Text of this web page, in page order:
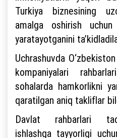
Turkiya biznesining
amalga oshirish
yaratayotganini
Uchrashuvda
kompaniyalari
sohalarda hamkorlikni
qaratilgan aniq takliflar
Davlat rahbarlari
ishlashga tayyorligi